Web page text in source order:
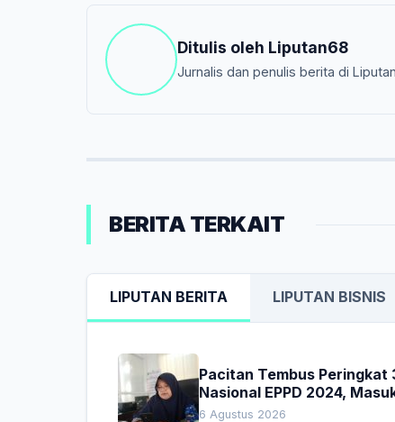
Ditulis oleh Liputan68
Jurnalis dan penulis berita di
BERITA TERKAIT
LIPUTAN BERITA LIPUTAN BISNIS
Pacitan Tembus Peringkat
Nasional EPPD 2024, Masuk
Besar di Jatim
6 Agustus 2026